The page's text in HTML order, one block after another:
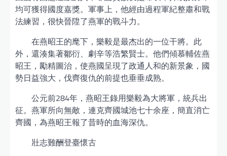
均可獲得國度嘉獎。軍事上，他經由過程軍紀整肅和戰
法練習，很快晉陞了燕軍的戰斗力。
在燕昭王的麾下，樂毅是最杰出的一位干將。此
外，還湊集著鄒衍、劇辛等浩繁賢士。他們傾慕輔佐燕
昭王，勵精圖治，使燕國呈現了政通人和的新景象，國
勢日益強大，伐齊復仇的前提也垂垂成熟。
公元前284年，燕昭王錄用樂毅為大將軍，統兵出
征。燕軍所向無敵，連克齊國城池七十余座，簡直消亡
齊國，為燕昭王報了昔時的血海深仇。
壯志難酬登臺懷古